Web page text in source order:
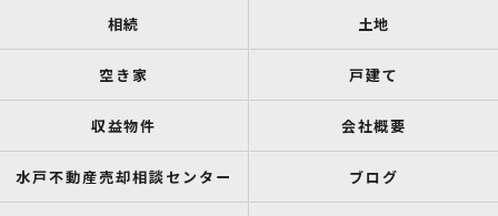
相続 土地
空き家 戸建て
収益物件 会社概要
水戸不動産売却相談センター ブログ